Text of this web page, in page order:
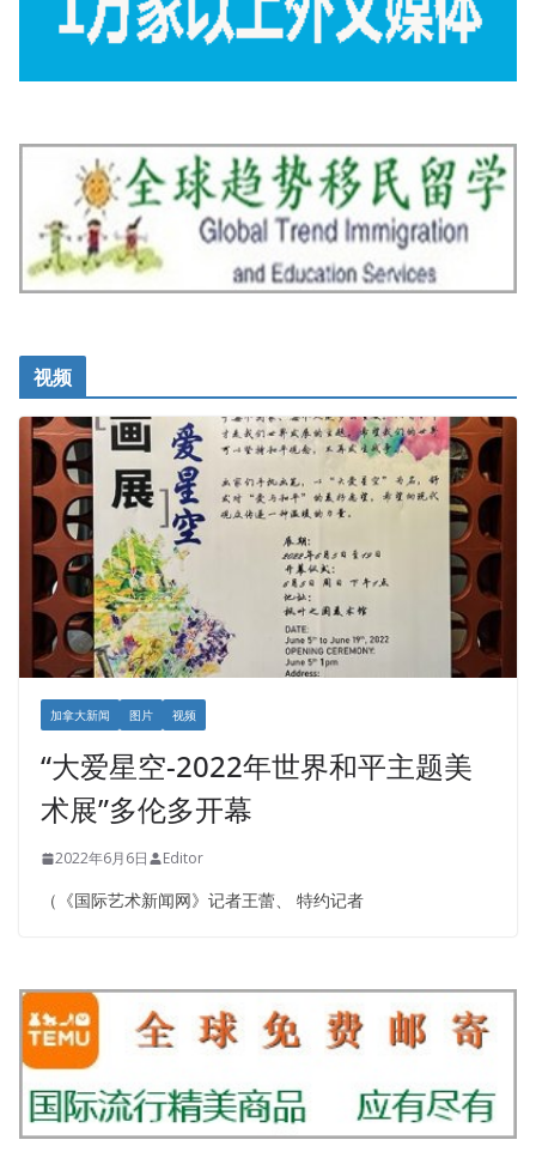
视频
加拿大新闻 图片 视频
“大爱星空-2022年世界和平主题美
术展”多伦多开幕
2022年6月6日 Editor
（《国际艺术新闻网》记者王蕾、 特约记者